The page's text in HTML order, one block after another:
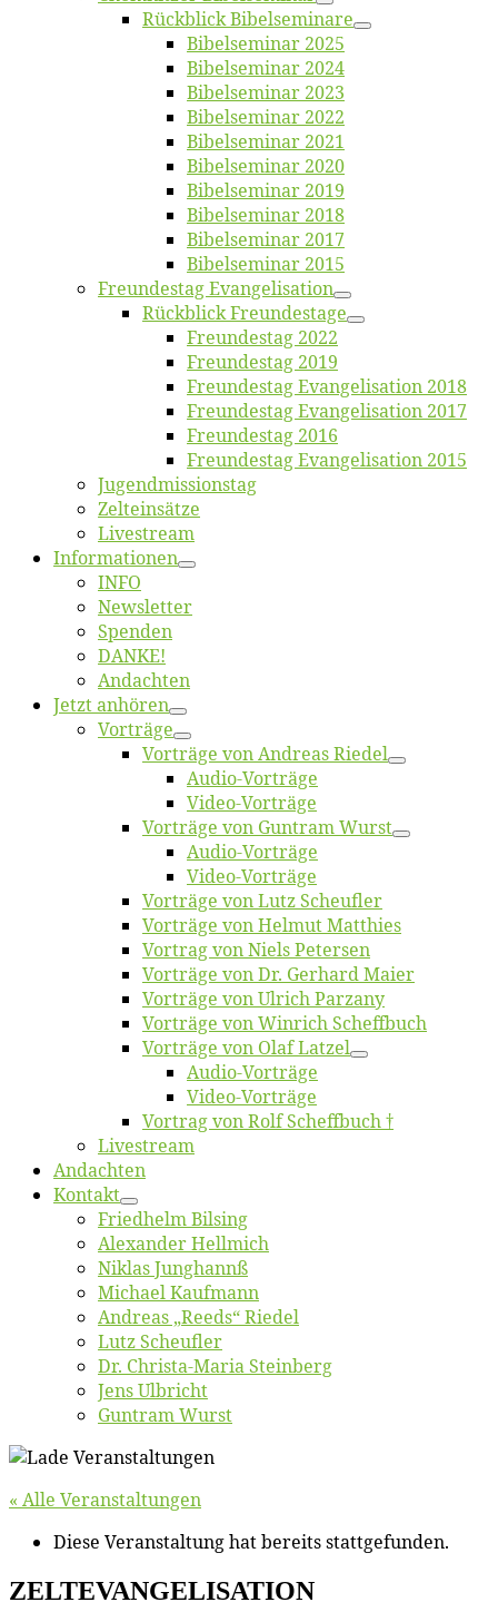
Rück­blick Bibelseminare
Bi­bel­se­mi­nar 2025
Bi­bel­se­mi­nar 2024
Bi­bel­se­mi­nar 2023
Bi­bel­se­mi­nar 2022
Bi­bel­se­mi­nar 2021
Bi­bel­se­mi­nar 2020
Bi­bel­se­mi­nar 2019
Bi­bel­se­mi­nar 2018
Bibelsemi­nar 2017
Bibelsemi­nar 2015
Freun­des­tag Evangelisation
Rück­blick Freundestage
Freun­des­tag 2022
Freun­des­tag 2019
Freun­des­tag Evan­ge­li­sa­ti­on 2018
Freun­des­tag Evan­ge­li­sa­ti­on 2017
Freun­des­tag 2016
Freun­des­tag Evan­ge­li­sa­ti­on 2015
Jugend­mis­sions­tag
Zelt­ein­sät­ze
Live­stream
Informatio­nen
INFO
News­let­ter
Spen­den
DANKE!
An­dach­ten
Jetzt an­hö­ren
Vor­trä­ge
Vor­trä­ge von An­dre­as Riedel
Au­dio-Vor­trä­ge
Vi­deo-Vor­trä­ge
Vor­trä­ge von Gun­tram Wurst
Au­dio-Vor­trä­ge
Vi­deo-Vor­trä­ge
Vor­trä­ge von Lutz Scheufler
Vor­trä­ge von Hel­mut Matthies
Vor­trag von Niels Petersen
Vor­trä­ge von Dr. Ger­hard Maier
Vor­trä­ge von Ul­rich Parzany
Vor­trä­ge von Win­rich Scheffbuch
Vor­trä­ge von Olaf Latzel
Au­dio-Vor­trä­ge
Vi­deo-Vor­trä­ge
Vor­trag von Rolf Scheffbuch †
Live­stream
An­dach­ten
Kon­takt
Fried­helm Bilsing
Alex­an­der Hellmich
Ni­klas Junghannß
Mi­cha­el Kaufmann
An­dre­as „Reeds“ Riedel
Lutz Scheuf­ler
Dr. Chris­­ta-Ma­ria Steinberg
Jens Ulb­richt
Gun­tram Wurst
« Alle Veranstaltungen
Diese Veranstaltung hat bereits stattgefunden.
ZELTEVANGELISATION